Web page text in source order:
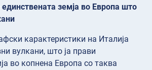
земја во Европа што
карактеристики на Италија
вулкани, што ја прави
во копнена Европа со таква